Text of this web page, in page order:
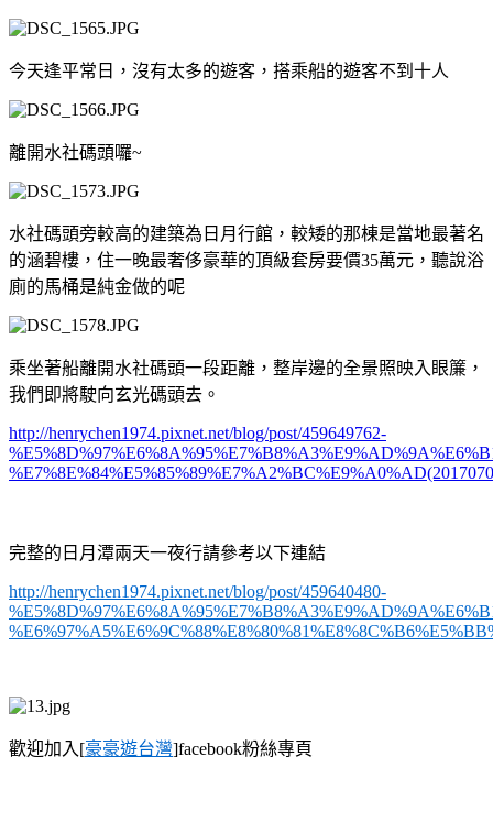
今天逢平常日，沒有太多的遊客，搭乘船的遊客不到十人
離開水社碼頭囉~
水社碼頭旁較高的建築為日月行館，較矮的那棟是當地最著名
的涵碧樓，住一晚最奢侈豪華的頂級套房要價35萬元，聽說浴
廁的馬桶是純金做的呢
乘坐著船離開水社碼頭一段距離，整岸邊的全景照映入眼簾，
我們即將駛向玄光碼頭去。
http://henrychen1974.pixnet.net/blog/post/459649762-
完整的日月潭兩天一夜行請參考以下連結
http://henrychen1974.pixnet.net/blog/post/459640480-
歡迎加入[豪豪遊台灣]facebook粉絲專頁